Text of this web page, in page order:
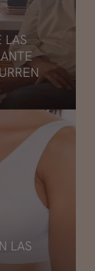
LAS
LAS